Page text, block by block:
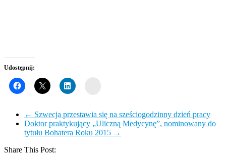
Udostępnij:
← Szwecja przestawia się na sześciogodzinny dzień pracy
Doktor praktykujący „Uliczną Medycynę”, nominowany do
tytułu Bohatera Roku 2015 →
Share This Post: